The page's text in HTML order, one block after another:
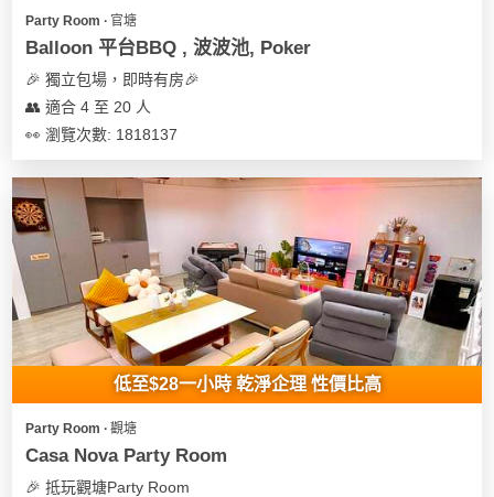
奇
玩
驗
作
工
戶
外
樂
遊
Party Room ∙ 官塘
Balloon 平台BBQ , 波波池, Poker
🎉 獨立包場，即時有房🎉
👥 適合 4 至 20 人
👀 瀏覽次數: 1818137
低至$28一小時 乾淨企理 性價比高
Party Room ∙ 觀塘
Casa Nova Party Room
🎉 抵玩觀塘Party Room